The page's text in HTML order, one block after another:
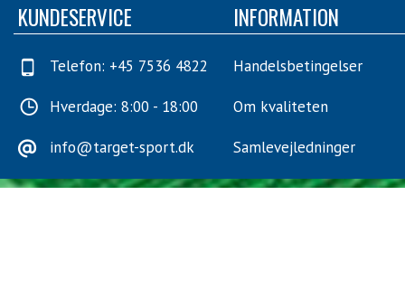
KUNDESERVICE
Telefon: +45 7536 4822
Hverdage: 8:00 - 18:00
info@target-sport.dk
INFORMATION
Handelsbetingelser
Om kvaliteten
Samlevejledninger